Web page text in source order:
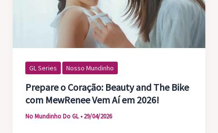
GL Series Nosso Mundinho
Prepare o Coração: Beauty and The Bike
com MewRenee Vem Aí em 2026!
No Mundinho Do GL•29/04/2026